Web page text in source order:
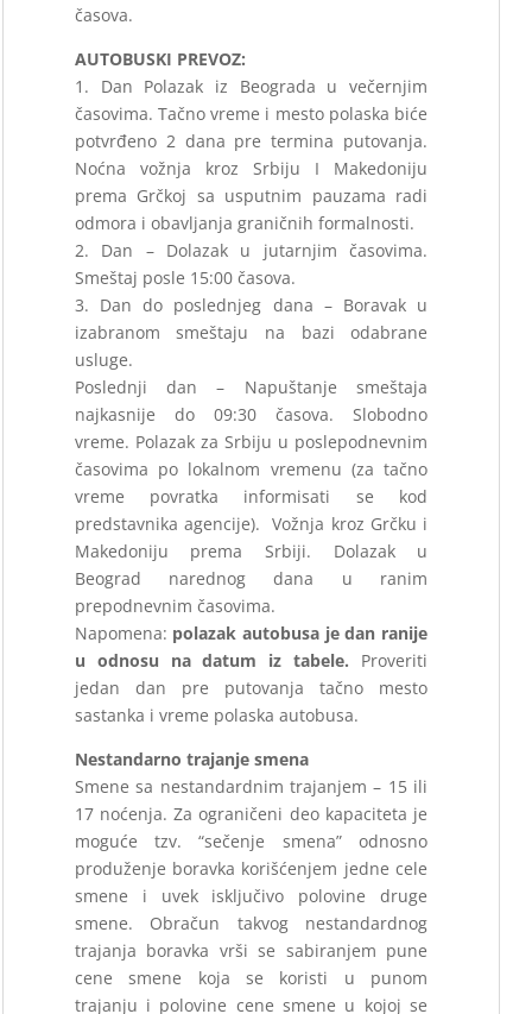
časova.
AUTOBUSKI PREVOZ:
1. Dan Polazak iz Beograda u večernjim
časovima. Tačno vreme i mesto polaska biće
potvrđeno 2 dana pre termina putovanja.
Noćna vožnja kroz Srbiju I Makedoniju
prema Grčkoj sa usputnim pauzama radi
odmora i obavljanja graničnih formalnosti.
2. Dan – Dolazak u jutarnjim časovima.
Smeštaj posle 15:00 časova.
3. Dan do poslednjeg dana – Boravak u
izabranom smeštaju na bazi odabrane
usluge.
Poslednji dan – Napuštanje smeštaja
najkasnije do 09:30 časova. Slobodno
vreme. Polazak za Srbiju u poslepodnevnim
časovima po lokalnom vremenu (za tačno
vreme povratka informisati se kod
predstavnika agencije). Vožnja kroz Grčku i
Makedoniju prema Srbiji. Dolazak u
Beograd narednog dana u ranim
prepodnevnim časovima.
Napomena: polazak autobusa je dan ranije
u odnosu na datum iz tabele. Proveriti
jedan dan pre putovanja tačno mesto
sastanka i vreme polaska autobusa.
Nestandarno trajanje smena
Smene sa nestandardnim trajanjem – 15 ili
17 noćenja. Za ograničeni deo kapaciteta je
moguće tzv. “sečenje smena” odnosno
produženje boravka korišćenjem jedne cele
smene i uvek isključivo polovine druge
smene. Obračun takvog nestandardnog
trajanja boravka vrši se sabiranjem pune
cene smene koja se koristi u punom
trajanju i polovine cene smene u kojoj se